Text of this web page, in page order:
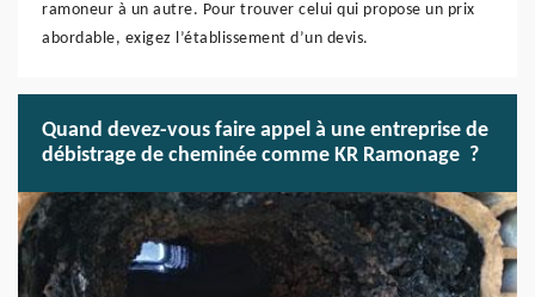
ramoneur à un autre. Pour trouver celui qui propose un prix
abordable, exigez l’établissement d’un devis.
Quand devez-vous faire appel à une entreprise de
débistrage de cheminée comme KR Ramonage ?